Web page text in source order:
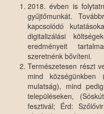
2018. évben is
gyűjtőmunkát.
kapcsolódó
digitalizálási
eredményeit
szeretnénk bővíteni.
Természetesen részt
mind községünkben
mulatság), mind
településeken,
fesztivál; Érd: